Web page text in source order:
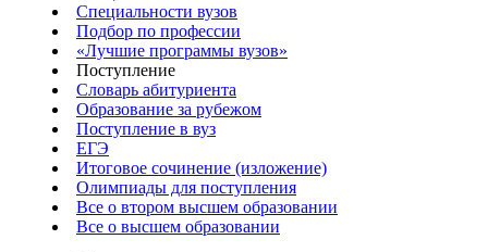
Специальности вузов
Подбор по профессии
«Лучшие программы вузов»
Поступление
Словарь абитуриента
Образование за рубежом
Поступление в вуз
ЕГЭ
Итоговое сочинение (изложение)
Олимпиады для поступления
Все о втором высшем образовании
Все о высшем образовании